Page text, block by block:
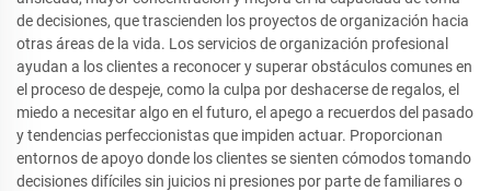
de decisiones, que trascienden los proyectos de organización hacia
otras áreas de la vida. Los servicios de organización profesional
ayudan a los clientes a reconocer y superar obstáculos comunes en
el proceso de despeje, como la culpa por deshacerse de regalos, el
miedo a necesitar algo en el futuro, el apego a recuerdos del pasado
y tendencias perfeccionistas que impiden actuar. Proporcionan
entornos de apoyo donde los clientes se sienten cómodos tomando
decisiones difíciles sin juicios ni presiones por parte de familiares o